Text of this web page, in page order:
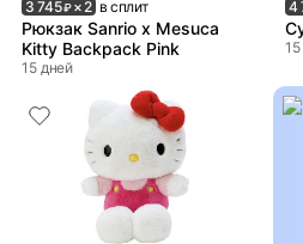
3 745₽× 2 в сплит
Рюкзак Sanrio x Mesuca
Kitty Backpack Pink
15 дней
4